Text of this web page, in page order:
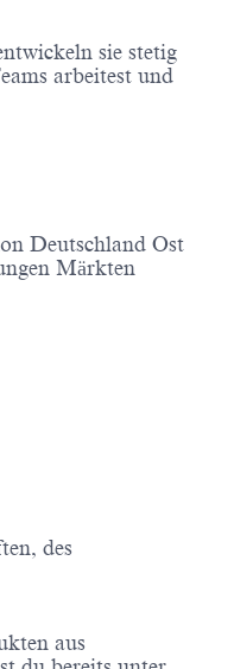
sie stetig
arbeitest und
Deutschland Ost
Märkten
des
aus